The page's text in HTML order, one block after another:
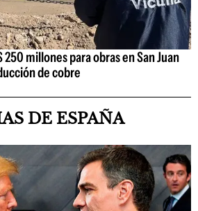
millones para obras en San Juan
de cobre
DE ESPAÑA